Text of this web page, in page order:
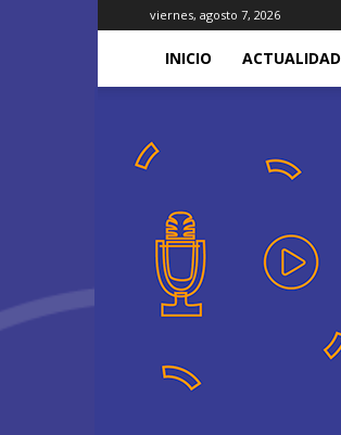
viernes, agosto 7, 2026
INICIO ACTUALIDAD